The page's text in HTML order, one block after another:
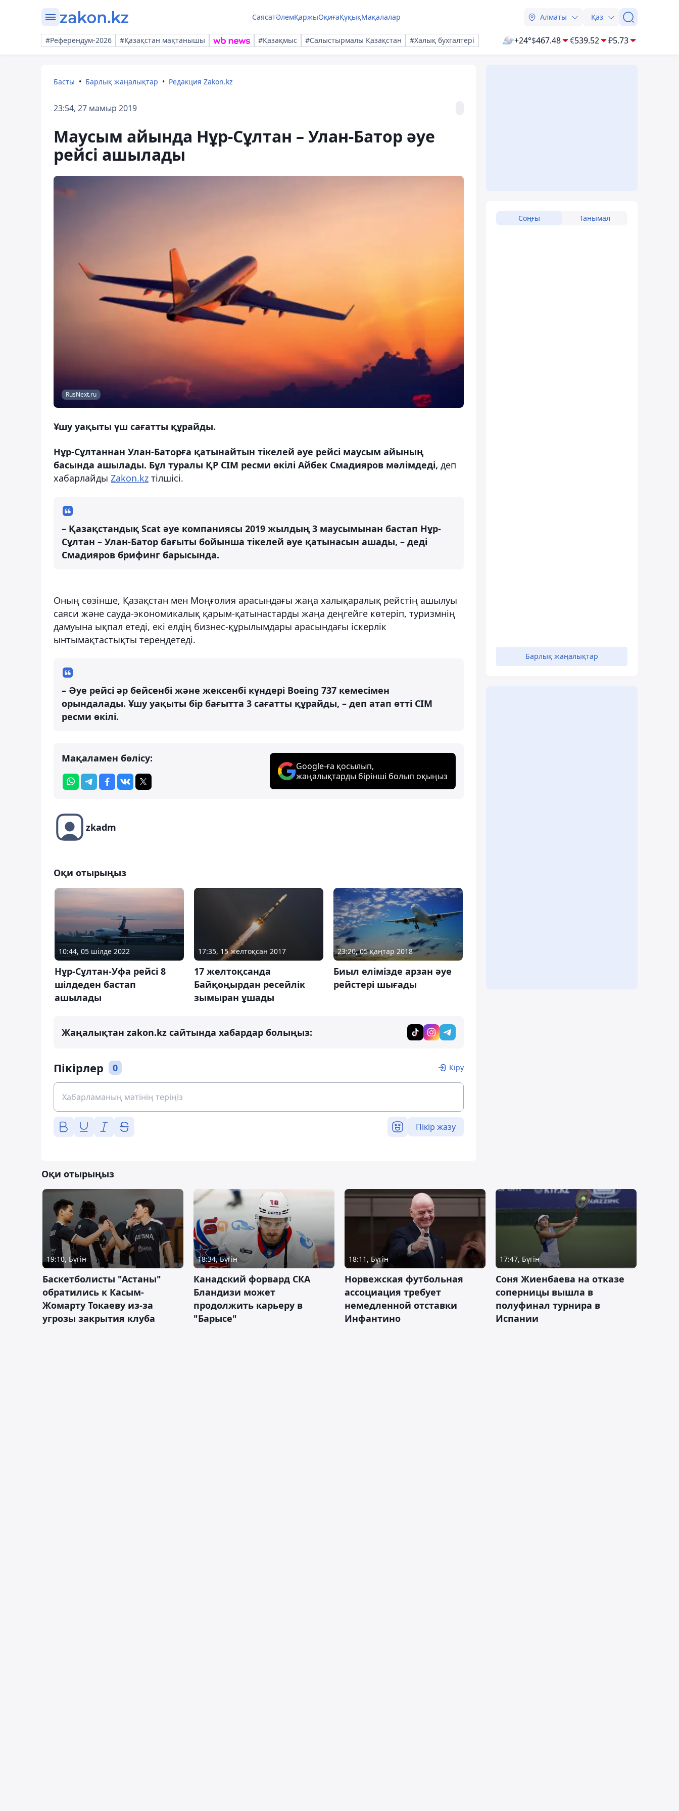
СаясатӘлемҚаржыОқиғаҚұқықМақалалар Алматы Қаз
#Референдум-2026 #Қазақстан мақтанышы #Қазақмыс #Салыстырмалы Қазақстан #Халық бухгалтері +24°$467.48 €539.52 ₽5.73
Басты Барлық жаңалықтар Редакция Zakon.kz
23:54, 27 мамыр 2019
Маусым айында Нұр-Сұлтан – Улан-Батор әуе
рейсі ашылады
RusNext.ru
Ұшу уақыты үш сағатты құрайды.
Нұр-Сұлтаннан Улан-Баторға қатынайтын тікелей әуе рейсі маусым айының
басында ашылады. Бұл туралы ҚР СІМ ресми өкілі Айбек Смадияров мәлімдеді, деп
хабарлайды Zakon.kz тілшісі.
– Қазақстандық Scat әуе компаниясы 2019 жылдың 3 маусымынан бастап Нұр-
Сұлтан – Улан-Батор бағыты бойынша тікелей әуе қатынасын ашады, – деді
Смадияров брифинг барысында.
Оның сөзінше, Қазақстан мен Моңғолия арасындағы жаңа халықаралық рейстің ашылуы
саяси және сауда-экономикалық қарым-қатынастарды жаңа деңгейге көтеріп, туризмнің
дамуына ықпал етеді, екі елдің бизнес-құрылымдары арасындағы іскерлік
ынтымақтастықты тереңдетеді.
– Әуе рейсі әр бейсенбі және жексенбі күндері Boeing 737 кемесімен
орындалады. Ұшу уақыты бір бағытта 3 сағатты құрайды, – деп атап өтті СІМ
ресми өкілі.
Мақаламен бөлісу:
Google-ға қосылып,
жаңалықтарды бірінші болып оқыңыз
zkadm
Оқи отырыңыз
10:44, 05 шілде 2022
Нұр-Сұлтан-Уфа рейсі 8
шілдеден бастап
ашылады
17:35, 15 желтоқсан 2017
17 желтоқсанда
Байқоңырдан ресейлік
зымыран ұшады
23:20, 05 қаңтар 2018
Биыл елімізде арзан әуе
рейстері шығады
Жаңалықтан zakon.kz сайтында хабардар болыңыз:
Пікірлер 0 Кіру
Пікір жазу
Соңғы Танымал
Барлық жаңалықтар
Оқи отырыңыз
19:10, Бүгін
Баскетболисты "Астаны"
обратились к Касым-
Жомарту Токаеву из-за
угрозы закрытия клуба
18:34, Бүгін
Канадский форвард СКА
Бландизи может
продолжить карьеру в
"Барысе"
18:11, Бүгін
Норвежская футбольная
ассоциация требует
немедленной отставки
Инфантино
17:47, Бүгін
Соня Жиенбаева на отказе
соперницы вышла в
полуфинал турнира в
Испании